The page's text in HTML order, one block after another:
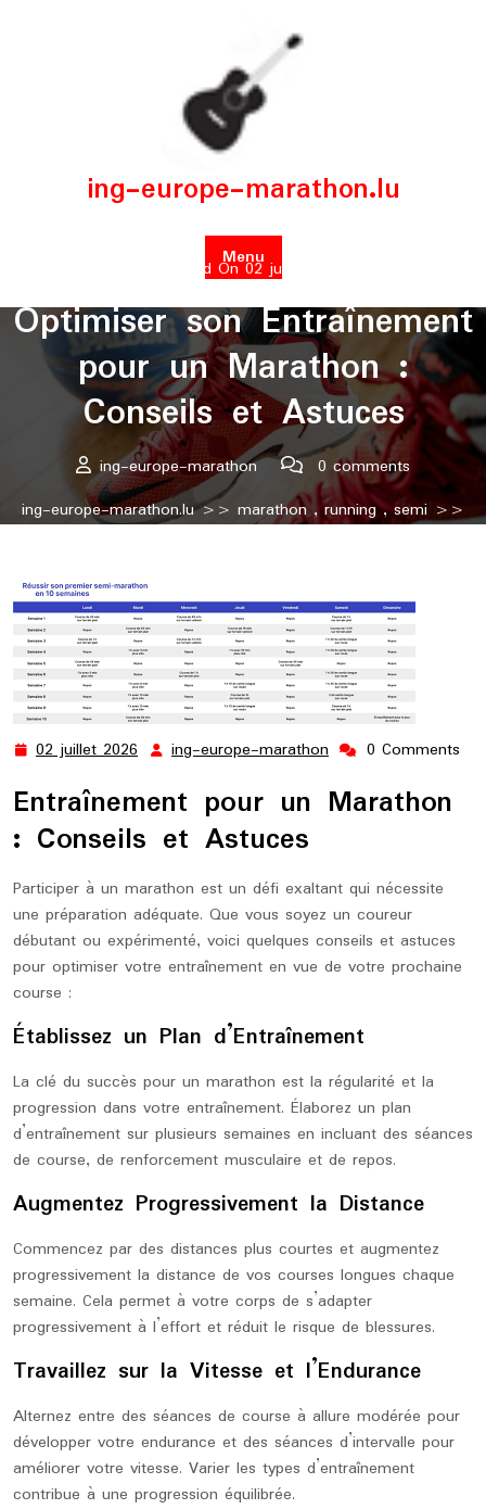
ing-europe-marathon.lu
Menu
Posted On 02 juillet 2026
Optimiser son Entraînement
pour un Marathon :
Conseils et Astuces
ing-europe-marathon
0 comments
ing-europe-marathon.lu>> marathon,running,semi >>
02 juillet 2026 02
2026
ing-europe-marathon ing-
marathon
0 Comments
Entraînement pour un Marathon
: Conseils et Astuces
Participer à un marathon est un défi exaltant qui nécessite
une préparation adéquate. Que vous soyez un coureur
débutant ou expérimenté, voici quelques conseils et astuces
pour optimiser votre entraînement en vue de votre prochaine
course :
Établissez un Plan d’Entraînement
La clé du succès pour un marathon est la régularité et la
progression dans votre entraînement. Élaborez un plan
d’entraînement sur plusieurs semaines en incluant des séances
de course, de renforcement musculaire et de repos.
Augmentez Progressivement la Distance
Commencez par des distances plus courtes et augmentez
progressivement la distance de vos courses longues chaque
semaine. Cela permet à votre corps de s’adapter
progressivement à l’effort et réduit le risque de blessures.
Travaillez sur la Vitesse et l’Endurance
Alternez entre des séances de course à allure modérée pour
développer votre endurance et des séances d’intervalle pour
améliorer votre vitesse. Varier les types d’entraînement
contribue à une progression équilibrée.